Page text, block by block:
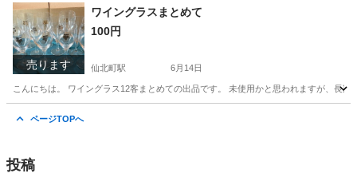
岩手 盛岡市 仙北町駅 パーカー
売ります
ワイングラスまとめて
100円
仙北町駅 6月14日
こんにちは。 ワイングラス12客まとめての出品です。 未使用かと思われますが、長
ページTOPへ
投稿